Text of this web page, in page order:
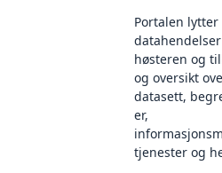
Portalen lytter
høsteren og
og oversikt
datasett,
er,
tjenester og